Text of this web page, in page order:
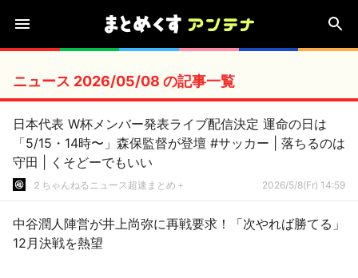
ニュース 2026/05/08 の記事一覧
日本代表 W杯メンバー発表ライブ配信決定 運命の日は
「5/15・14時〜」森保監督が登壇 #サッカー | 落ちるのは
守田 | くそどーでもいい
２ちゃんねるニュース超速まとめ＋ 2026/5/8(Fr) 14:59
中谷潤人陣営が井上尚弥に再戦要求！「次やれば勝てる」
12月決戦を熱望